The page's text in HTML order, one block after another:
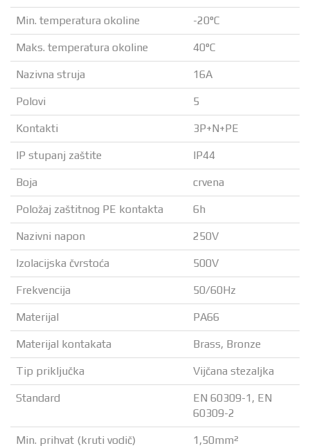
Min. temperatura okoline -20°C
Maks. temperatura okoline 40°C
Nazivna struja 16A
Polovi 5
Kontakti 3P+N+PE
IP stupanj zaštite IP44
Boja crvena
Položaj zaštitnog PE kontakta 6h
Nazivni napon 250V
Izolacijska čvrstoća 500V
Frekvencija 50/60Hz
Materijal PA66
Materijal kontakata Brass, Bronze
Tip priključka Vijčana stezaljka
Standard
EN 60309-1, EN
60309-2
Min. prihvat (kruti vodič) 1,50mm²